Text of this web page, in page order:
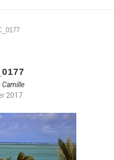
Camille
2017